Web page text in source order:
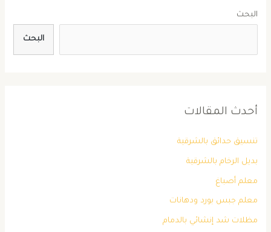
البحث
البحث
أحدث المقالات
تنسيق حدائق بالشرقية
بديل الرخام بالشرقية
معلم أصباغ
معلم جبس بورد ودهانات
مظلات شد إنشائي بالدمام